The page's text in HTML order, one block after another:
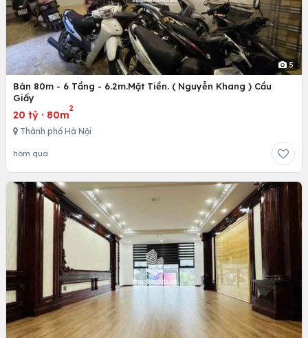
5
Bán 80m - 6 Tầng - 6.2m.Mặt Tiền. ( Nguyễn Khang ) Cầu
Giấy
20 tỷ · 80m
2
Thành phố Hà Nội
hôm qua